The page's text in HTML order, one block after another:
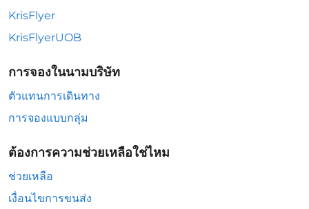
KrisFlyer
KrisFlyerUOB
การจองในนามบริษัท
ตัวแทนการเดินทาง
การจองแบบกลุ่ม
ต้องการความช่วยเหลือใช่ไหม
ช่วยเหลือ
เงื่อนไขการขนส่ง